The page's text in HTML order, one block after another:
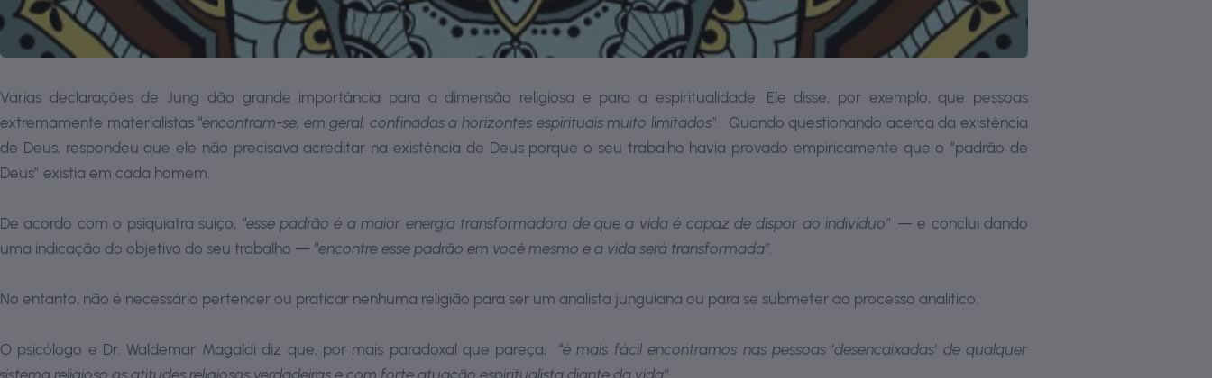
Várias declarações de Jung dão grande importância para a dimensão religiosa e para a espiritualidade. Ele disse, por exemplo, que pessoas
extremamente materialistas “encontram-se, em geral, confinadas a horizontes espirituais muito limitados”. Quando questionando acerca da existência
de Deus, respondeu que ele não precisava acreditar na existência de Deus porque o seu trabalho havia provado empiricamente que o “padrão de
Deus” existia em cada homem.
De acordo com o psiquiatra suíço, “esse padrão é a maior energia transformadora de que a vida é capaz de dispor ao indivíduo” — e conclui dando
uma indicação do objetivo do seu trabalho — “encontre esse padrão em você mesmo e a vida será transformada”.
No entanto, não é necessário pertencer ou praticar nenhuma religião para ser um analista junguiana ou para se submeter ao processo analítico.
O psicólogo e Dr. Waldemar Magaldi diz que, por mais paradoxal que pareça, “é mais fácil encontramos nas pessoas ‘desencaixadas’ de qualquer
sistema religioso as atitudes religiosas verdadeiras e com forte atuação espiritualista diante da vida”.